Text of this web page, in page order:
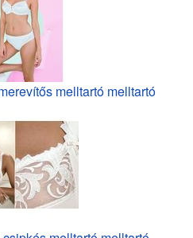
melltartó melltartó